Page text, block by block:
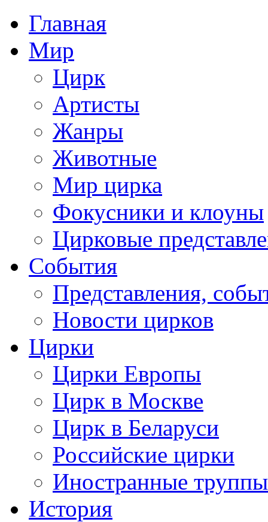
Главная
Мир
Цирк
Артисты
Жанры
Животные
Мир цирка
Фокусники и клоуны
Цирковые
События
Представления,
Новости цирков
Цирки
Цирки Европы
Цирк в Москве
Цирк в Беларуси
Российские цирки
Иностранные труппы
История